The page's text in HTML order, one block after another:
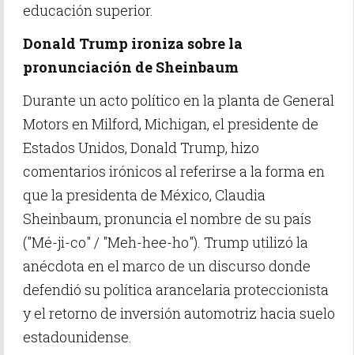
educación superior.
Donald Trump ironiza sobre la
pronunciación de Sheinbaum
Durante un acto político en la planta de General
Motors en Milford, Michigan, el presidente de
Estados Unidos, Donald Trump, hizo
comentarios irónicos al referirse a la forma en
que la presidenta de México, Claudia
Sheinbaum, pronuncia el nombre de su país
("Mé-ji-co" / "Meh-hee-ho"). Trump utilizó la
anécdota en el marco de un discurso donde
defendió su política arancelaria proteccionista
y el retorno de inversión automotriz hacia suelo
estadounidense.